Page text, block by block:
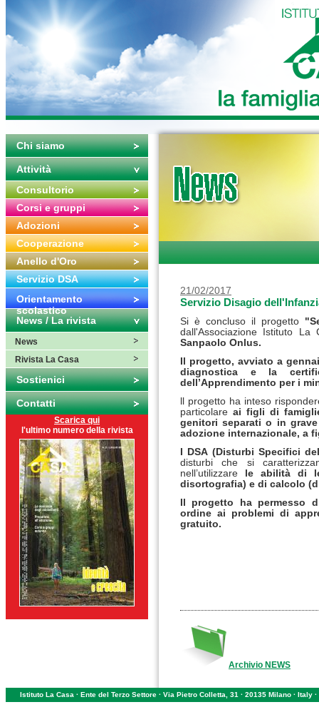
Chi siamo
Attività
Consultorio
Corsi e gruppi
Adozioni
Cooperazione
Anello d'Oro
Servizio DSA
Orientamento
scolastico
News / La rivista
News
Rivista La Casa
Sostienici
Contatti
Scarica qui
l'ultimo numero della rivista
21/02/2017
Servizio Disagio
Si è concluso il progetto
dall'Associazione Istituto
Sanpaolo Onlus.
Il progetto, avviato a
diagnostica e
la
dell’Apprendimento per i
ll progetto ha inteso
particolare ai figli di
genitori separati o in
adozione internazionale, a
I DSA (Disturbi Specifici
disturbi che si
nell’utilizzare
le abilità di
disortografia) e di calcolo
Il progetto ha permesso
ordine ai problemi di
gratuito.
Archivio NEWS
Istituto La Casa · Ente del Terzo Settore · Via Pietro Colletta, 31 · 20135 Milano · Italy